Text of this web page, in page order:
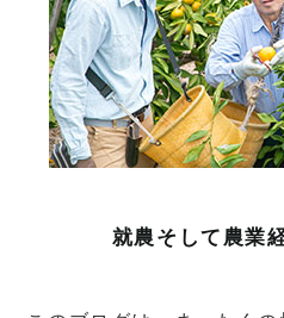
就農そして農業